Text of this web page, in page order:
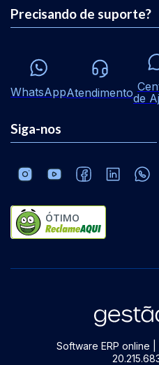
Precisando de suporte?
WhatsAppAtendimentode
Siga-nos
ÓTIMO
Software ERP online